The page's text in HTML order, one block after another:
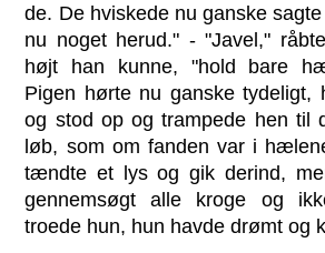
de. De hviskede nu ganske
nu noget herud." - "Javel,"
højt han kunne, "hold bare
Pigen hørte nu ganske tydeligt,
og stod op og trampede hen til
løb, som om fanden var i
tændte et lys og gik derind,
gennemsøgt alle kroge og
troede hun, hun havde drømt og